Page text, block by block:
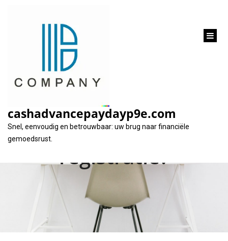
cashadvancepaydayp9e.com
Snel, eenvoudig en betrouwbaar: uw brug naar financiële
gemoedsrust.
Hoe en waarom een
lening aanvragen
zonder BKR-
registratie?